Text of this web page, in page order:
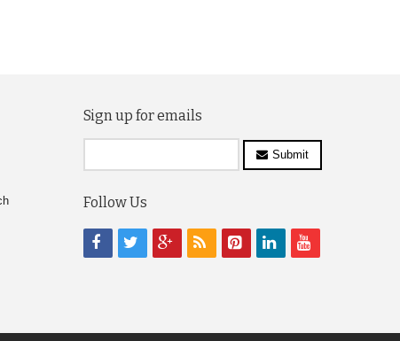
Sign up for emails
Submit
Follow Us